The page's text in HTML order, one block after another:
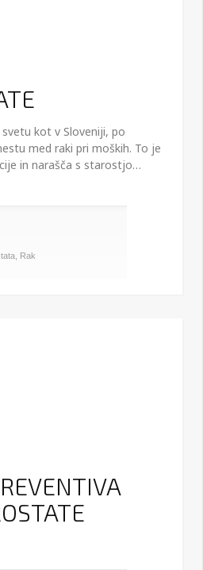
kot v Sloveniji, po
med raki pri moških. To je
in narašča s starostjo…
Rak